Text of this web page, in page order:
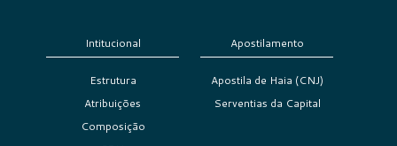
Intitucional
Estrutura
Atribuições
Composição
Apostilamento
Apostila de Haia (CNJ)
Serventias da Capital